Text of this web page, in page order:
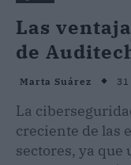
Las
de
Marta Suárez
La
creciente de las
sectores, ya